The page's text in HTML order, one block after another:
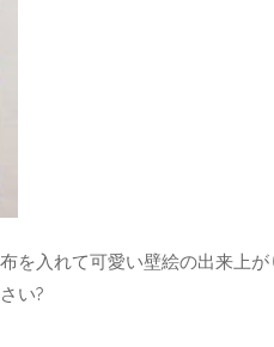
を入れて可愛い壁絵の出来上
い?